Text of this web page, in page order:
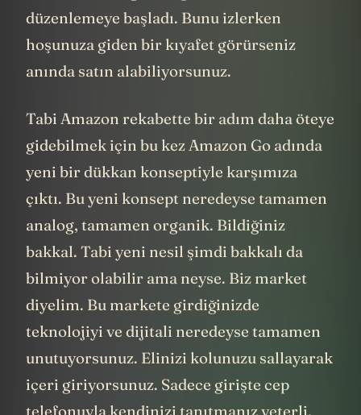
düzenlemeye başladı. Bunu izlerken
hoşunuza giden bir kıyafet görürseniz
anında satın alabiliyorsunuz.
Tabi Amazon rekabette bir adım daha öteye
gidebilmek için bu kez Amazon Go adında
yeni bir dükkan konseptiyle karşımıza
çıktı. Bu yeni konsept neredeyse tamamen
analog, tamamen organik. Bildiğiniz
bakkal. Tabi yeni nesil şimdi bakkalı da
bilmiyor olabilir ama neyse. Biz market
diyelim. Bu markete girdiğinizde
teknolojiyi ve dijitali neredeyse tamamen
unutuyorsunuz. Elinizi kolunuzu sallayarak
içeri giriyorsunuz. Sadece girişte cep